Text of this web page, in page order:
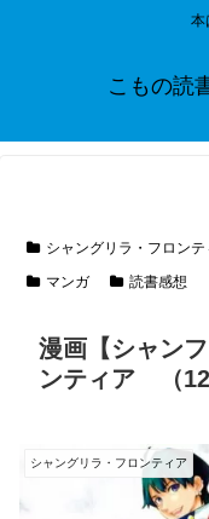
本
こもの読
シャングリラ・フロンテ
マンガ
読書感想
漫画【シャン
ンティア （
シャングリラ・フロンティア